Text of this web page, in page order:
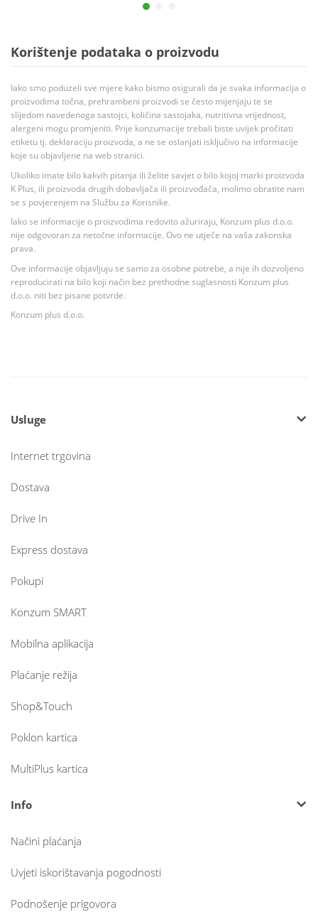
Korištenje podataka o proizvodu
Iako smo poduzeli sve mjere kako bismo osigurali da je svaka informacija o
proizvodima točna, prehrambeni proizvodi se često mijenjaju te se
slijedom navedenoga sastojci, količina sastojaka, nutritivna vrijednost,
alergeni mogu promjeniti. Prije konzumacije trebali biste uvijek pročitati
etiketu tj. deklaraciju proizvoda, a ne se oslanjati isključivo na informacije
koje su objavljene na web stranici.
Ukoliko imate bilo kakvih pitanja ili želite savjet o bilo kojoj marki proizvoda
K Plus, ili proizvoda drugih dobavljača ili proizvođača, molimo obratite nam
se s povjerenjem na Službu za Korisnike.
Iako se informacije o proizvodima redovito ažuriraju, Konzum plus d.o.o.
nije odgovoran za netočne informacije. Ovo ne utječe na vaša zakonska
prava.
Ove informacije objavljuju se samo za osobne potrebe, a nije ih dozvoljeno
reproducirati na bilo koji način bez prethodne suglasnosti Konzum plus
d.o.o. niti bez pisane potvrde.
Konzum plus d.o.o.
Usluge
Internet trgovina
Dostava
Drive In
Express dostava
Pokupi
Konzum SMART
Mobilna aplikacija
Plaćanje režija
Shop&Touch
Poklon kartica
MultiPlus kartica
Info
Načini plaćanja
Uvjeti iskorištavanja pogodnosti
Podnošenje prigovora